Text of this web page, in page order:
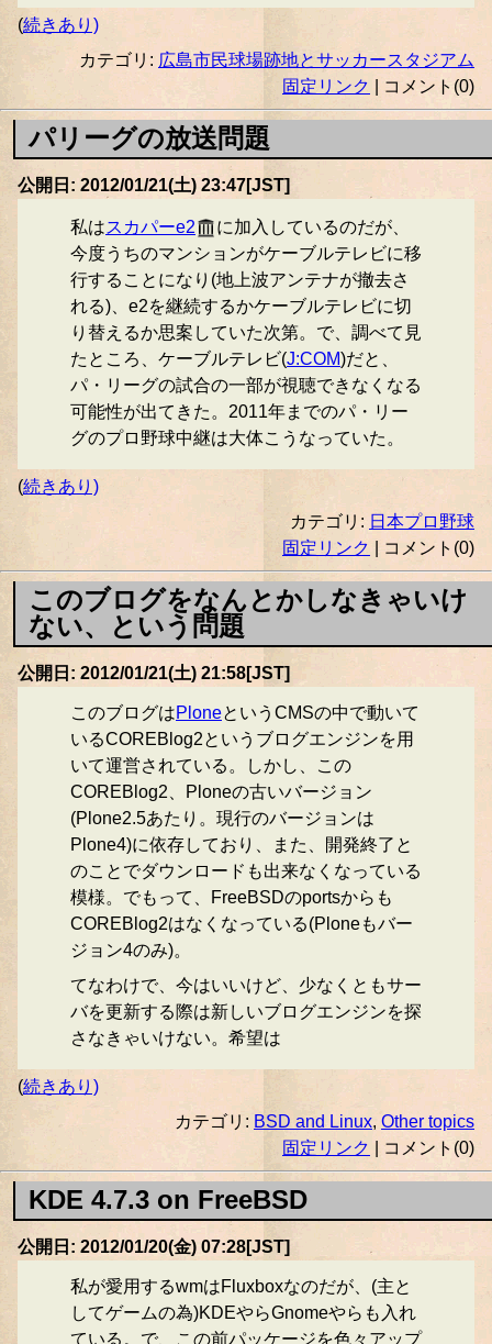
(続きあり)
カテゴリ: 広島市民球場跡地とサッカースタジアム
固定リンク
| コメント(0)
パリーグの放送問題
公開日: 2012/01/21(土) 23:47[JST]
私はスカパーe2
に加入しているのだが、
今度うちのマンションがケーブルテレビに移
行することになり(地上波アンテナが撤去さ
れる)、e2を継続するかケーブルテレビに切
り替えるか思案していた次第。で、調べて見
たところ、ケーブルテレビ(J:COM)だと、
パ・リーグの試合の一部が視聴できなくなる
可能性が出てきた。2011年までのパ・リー
グのプロ野球中継は大体こうなっていた。
(続きあり)
カテゴリ: 日本プロ野球
固定リンク
| コメント(0)
このブログをなんとかしなきゃいけ
ない、という問題
公開日: 2012/01/21(土) 21:58[JST]
このブログはPloneというCMSの中で動いて
いるCOREBlog2というブログエンジンを用
いて運営されている。しかし、この
COREBlog2、Ploneの古いバージョン
(Plone2.5あたり。現行のバージョンは
Plone4)に依存しており、また、開発終了と
のことでダウンロードも出来なくなっている
模様。でもって、FreeBSDのportsからも
COREBlog2はなくなっている(Ploneもバー
ジョン4のみ)。
てなわけで、今はいいけど、少なくともサー
バを更新する際は新しいブログエンジンを探
さなきゃいけない。希望は
(続きあり)
カテゴリ: BSD and Linux, Other topics
固定リンク
| コメント(0)
KDE 4.7.3 on FreeBSD
公開日: 2012/01/20(金) 07:28[JST]
私が愛用するwmはFluxboxなのだが、(主と
してゲームの為)KDEやらGnomeやらも入れ
ている。で、この前パッケージを色々アップ